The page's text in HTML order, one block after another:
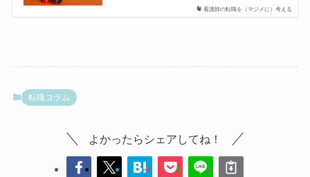
看護師の転職を（マジメに）考える
転職コラム
よかったらシェアしてね！